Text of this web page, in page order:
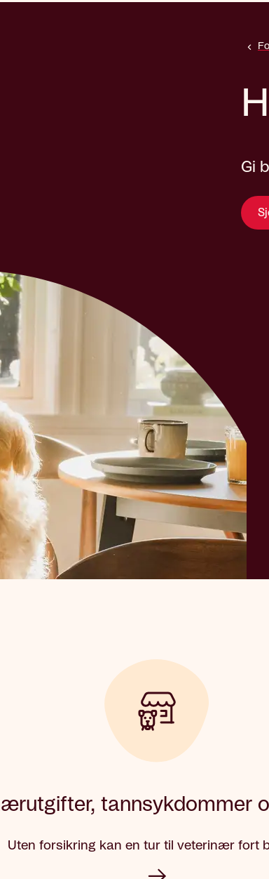
Gi
tannsykdommer
Uten forsikring kan en tur til veterinær fort